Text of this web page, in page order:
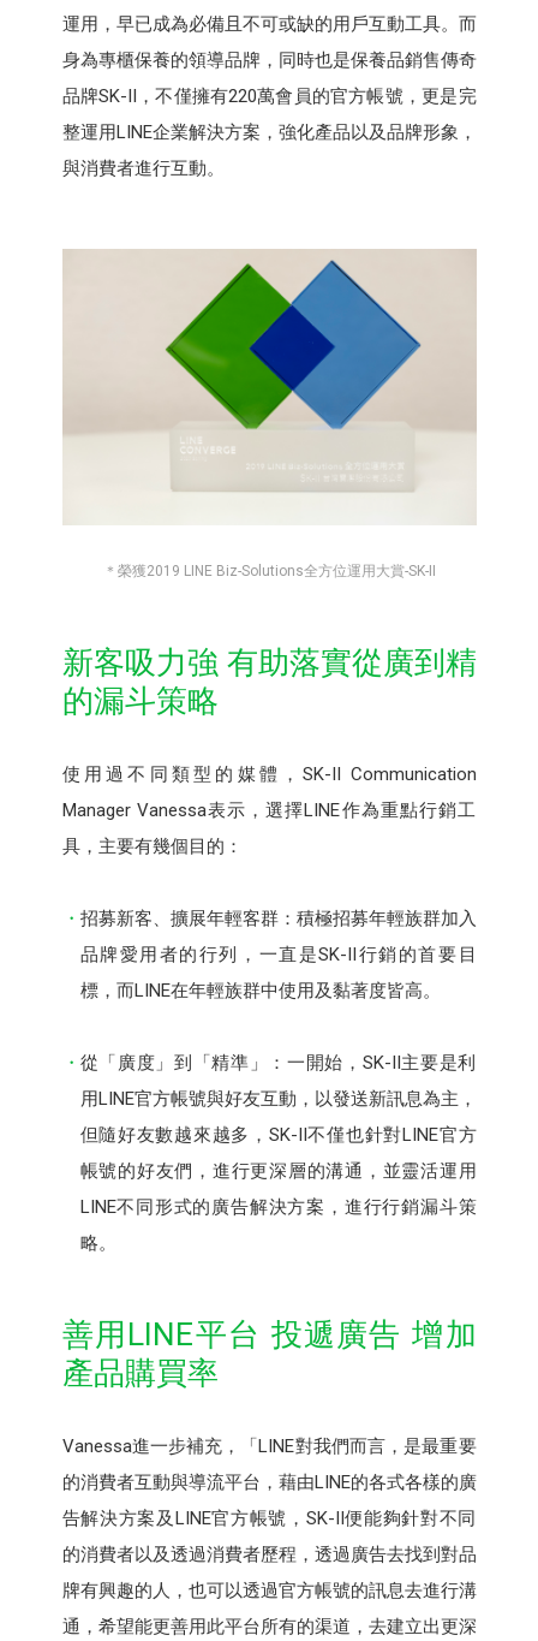
運用，早已成為必備且不可或缺的用戶互動工具。而
身為專櫃保養的領導品牌，同時也是保養品銷售傳奇
品牌SK-II，不僅擁有220萬會員的官方帳號，更是完
整運用LINE企業解決方案，強化產品以及品牌形象，
與消費者進行互動。
＊榮獲2019 LINE Biz-Solutions全方位運用大賞-SK-II
新客吸力強 有助落實從廣到精
的漏斗策略
使用過不同類型的媒體，SK-II Communication
Manager Vanessa表示，選擇LINE作為重點行銷工
具，主要有幾個目的：
招募新客、擴展年輕客群：積極招募年輕族群加入
品牌愛用者的行列，一直是SK-II行銷的首要目
標，而LINE在年輕族群中使用及黏著度皆高。
從「廣度」到「精準」：一開始，SK-II主要是利
用LINE官方帳號與好友互動，以發送新訊息為主，
但隨好友數越來越多，SK-II不僅也針對LINE官方
帳號的好友們，進行更深層的溝通，並靈活運用
LINE不同形式的廣告解決方案，進行行銷漏斗策
略。
善用LINE平台 投遞廣告 增加
產品購買率
Vanessa進一步補充，「LINE對我們而言，是最重要
的消費者互動與導流平台，藉由LINE的各式各樣的廣
告解決方案及LINE官方帳號，SK-II便能夠針對不同
的消費者以及透過消費者歷程，透過廣告去找到對品
牌有興趣的人，也可以透過官方帳號的訊息去進行溝
通，希望能更善用此平台所有的渠道，去建立出更深